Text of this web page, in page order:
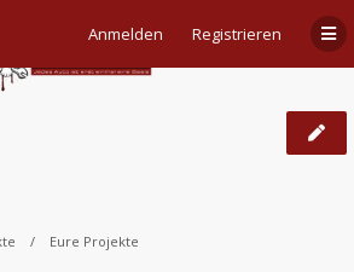
Anmelden Registrieren
Eure Projekte